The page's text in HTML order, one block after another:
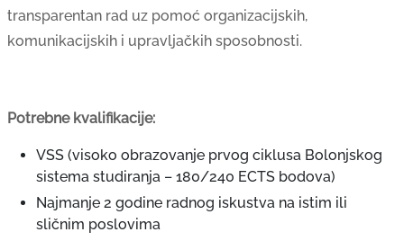
transparentan rad uz pomoć organizacijskih,
komunikacijskih i upravljačkih sposobnosti.
Potrebne kvalifikacije:
VSS (visoko obrazovanje prvog ciklusa Bolonjskog
sistema studiranja – 180/240 ECTS bodova)
Najmanje 2 godine radnog iskustva na istim ili
sličnim poslovima